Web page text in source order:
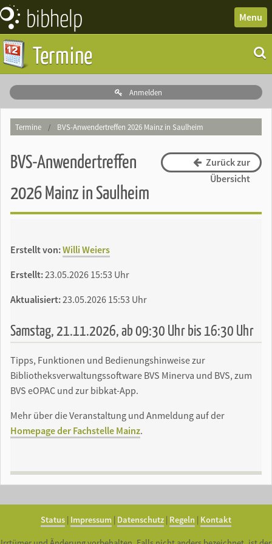
Menu
News
Forum
Wissen
Termine
Downloads
bibhelp
Termine
Anmelden
Termine / BVS-Anwendertreffen 2026 Mainz in Saulheim
BVS-Anwendertreffen
2026 Mainz in Saulheim
Zurück zur
Übersicht
Erstellt von:Willi Weiers
Erstellt:23.05.2026 15:53 Uhr
Aktualisiert:23.05.2026 15:53 Uhr
Samstag, 21.11.2026, ab 09:30 Uhr bis 16:30 Uhr
Tipps, Funktionen und Bedienungshinweise zur
Bibliotheksverwaltungssoftware BVS Minerva und BVS, zum
BVS eOPAC und zur bibkat-App.
Mehr über die Veranstaltung und Anmeldung auf der
Homepage der Fachstelle Mainz.
Status Impressum Datenschutz Regeln Kontakt